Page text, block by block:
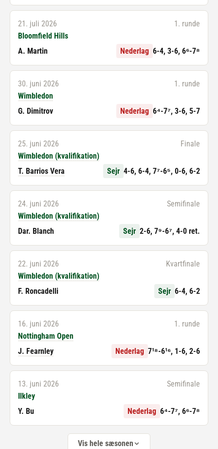
21. juli 2026
1. runde
Bloomfield Hills
A. Martin
Nederlag 6-4, 3-6, 6⁶-7⁸
30. juni 2026
1. runde
Wimbledon
G. Dimitrov
Nederlag 6⁴-7⁷, 3-6, 5-7
25. juni 2026
Finale
Wimbledon (kvalifikation)
T. Barrios Vera
Sejr 4-6, 6-4, 7⁷-6⁵, 0-6, 6-2
24. juni 2026
Semifinale
Wimbledon (kvalifikation)
Dar. Blanch
Sejr 2-6, 7⁹-6⁷, 4-0 ret.
22. juni 2026
Kvartfinale
Wimbledon (kvalifikation)
F. Roncadelli
Sejr 6-4, 6-2
16. juni 2026
1. runde
Nottingham Open
J. Fearnley
Nederlag 7¹⁸-6¹⁶, 1-6, 2-6
13. juni 2026
Semifinale
Ilkley
Y. Bu
Nederlag 6⁴-7⁷, 6⁶-7⁸
Vis hele sæsonen